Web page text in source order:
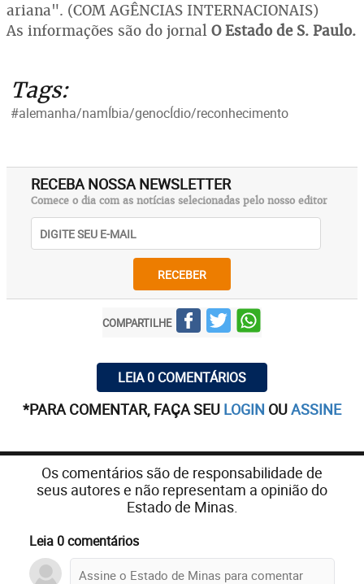
ariana". (COM AGÊNCIAS INTERNACIONAIS)
As informações são do jornal O Estado de S. Paulo.
Tags:
#alemanha/namÍbia/genocÍdio/reconhecimento
RECEBA NOSSA NEWSLETTER
Comece o dia com as notícias selecionadas pelo nosso editor
RECEBER
COMPARTILHE
LEIA 0 COMENTÁRIOS
*PARA COMENTAR, FAÇA SEU LOGIN OUASSINE
Os comentários são de responsabilidade de
seus autores e não representam a opinião do
Estado de Minas.
Leia 0 comentários